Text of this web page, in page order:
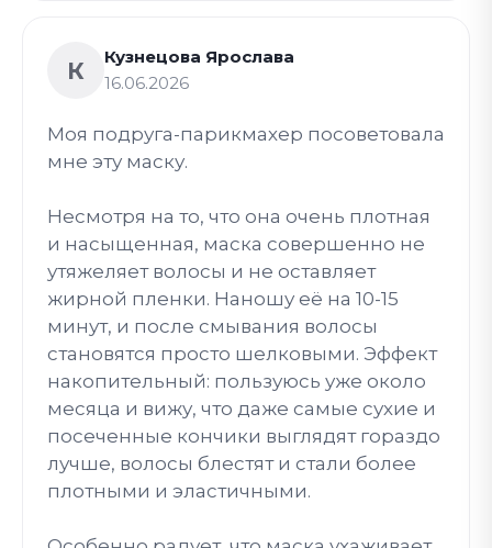
К
Кузнецова Ярослава
16.06.2026
Моя подруга-парикмахер посоветовала
мне эту маску.
Несмотря на то, что она очень плотная
и насыщенная, маска совершенно не
утяжеляет волосы и не оставляет
жирной пленки. Наношу её на 10-15
минут, и после смывания волосы
становятся просто шелковыми. Эффект
накопительный: пользуюсь уже около
месяца и вижу, что даже самые сухие и
посеченные кончики выглядят гораздо
лучше, волосы блестят и стали более
плотными и эластичными.